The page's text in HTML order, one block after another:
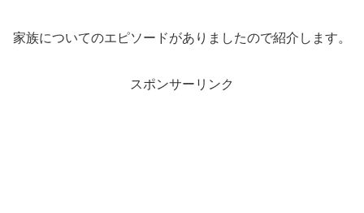
家族についてのエピソードがありましたので紹介します。
スポンサーリンク